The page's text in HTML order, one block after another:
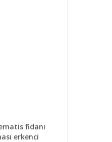
GELİNCE HABER VER
fidanı
erkenci